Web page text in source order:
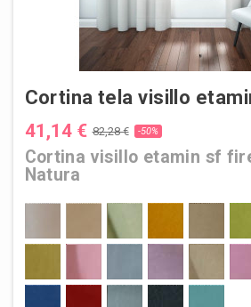
Cortina tela visillo
41,14 € 82,28 € -50%
Cortina visillo etamin sf
Natura
3 Verde pálido
18 Rojo carmin19 Turquesa menta